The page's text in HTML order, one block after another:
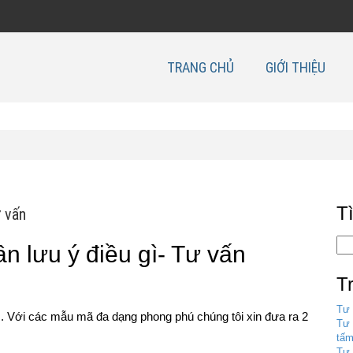
TRANG CHỦ GIỚI THIỆU
lưu ý điều gì- Tư vấn
các mẫu mã đa dạng phong phú chúng tôi xin đưa ra 2
Tư
Tư